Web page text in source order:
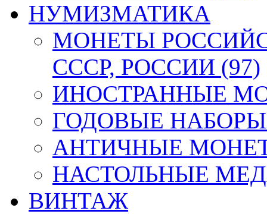
НУМИЗМАТИКА
МОНЕТЫ
СССР, РОССИИ (97)
ИНОСТРАННЫЕ
ГОДОВЫЕ НАБОРЫ
АНТИЧНЫЕ
НАСТОЛЬНЫЕ
ВИНТАЖ